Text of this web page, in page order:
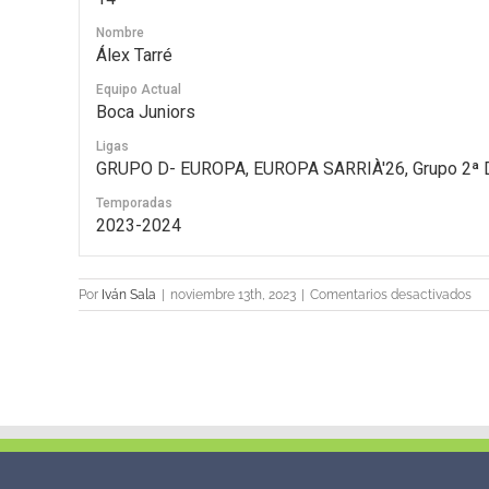
Nombre
Álex Tarré
Equipo Actual
Boca Juniors
Ligas
GRUPO D- EUROPA, EUROPA SARRIÀ'26, Grupo
Temporadas
2023-2024
Por Iván Sala | noviembre 13th, 2023 | Comentarios desactivadosen
14